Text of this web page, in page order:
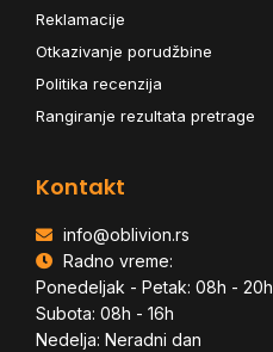
Reklamacije
Otkazivanje porudžbine
Politika recenzija
Rangiranje rezultata pretrage
Kontakt
info@oblivion.rs
Radno vreme:
Ponedeljak - Petak: 08h - 20h
Subota: 08h - 16h
Nedelja: Neradni dan